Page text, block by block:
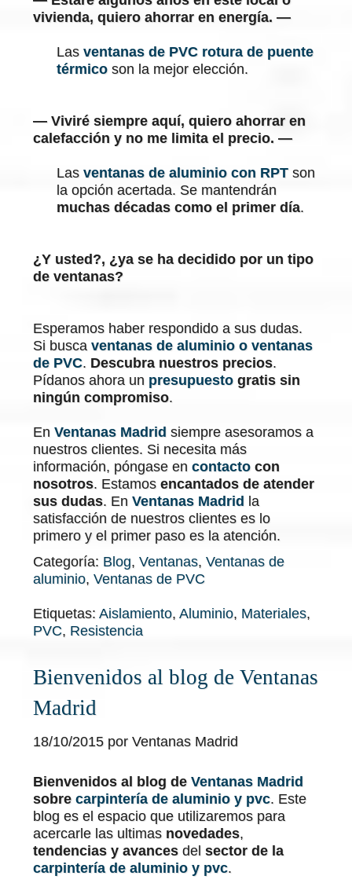
vivienda, quiero ahorrar en energía. —
Lasventanas de PVC rotura de puente
térmico son la mejor elección.
— Viviré siempre aquí, quiero ahorrar en
calefacción y no me limita el precio. —
Lasventanas de aluminio con RPT son
la opción acertada. Se mantendrán
muchas décadas como el primer día.
¿Y usted?, ¿ya se ha decidido por un tipo
de ventanas?
Esperamos haber respondido a sus dudas.
Si buscaventanas de aluminio o ventanas
de PVC. Descubra nuestros precios.
Pídanos ahora un presupuesto gratis sin
ningún compromiso.
EnVentanas Madrid siempre asesoramos a
nuestros clientes. Si necesita más
información, póngase encontacto con
nosotros. Estamosencantados de atender
sus dudas. EnVentanas Madrid la
satisfacción de nuestros clientes es lo
primero y el primer paso es la atención.
Categoría: Blog,Ventanas,Ventanas de
aluminio,Ventanas de PVC
Etiquetas:Aislamiento,Aluminio, Materiales,
PVC, Resistencia
Bienvenidos al blog de Ventanas
Madrid
18/10/2015 porVentanas Madrid
Bienvenidos al blog deVentanas Madrid
sobrecarpintería de aluminio y pvc. Este
blog es el espacio que utilizaremos para
acercarle las ultimas novedades,
tendencias y avancesdelsector de la
carpintería de aluminio y pvc.